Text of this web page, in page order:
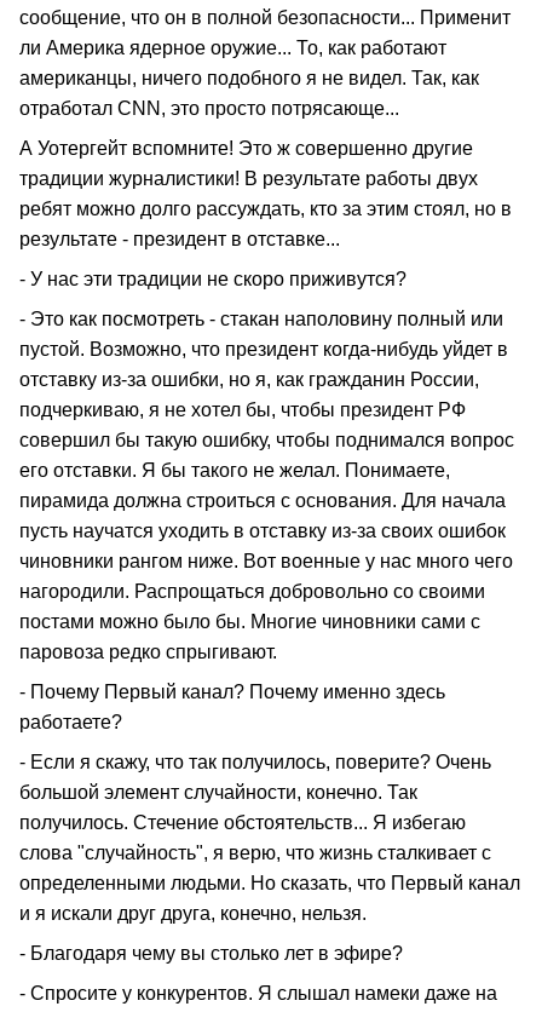
сообщение, что он в полной безопасности... Применит
ли Америка ядерное оружие... То, как работают
американцы, ничего подобного я не видел. Так, как
отработал CNN, это просто потрясающе...
А Уотергейт вспомните! Это ж совершенно другие
традиции журналистики! В результате работы двух
ребят можно долго рассуждать, кто за этим стоял, но в
результате - президент в отставке...
- У нас эти традиции не скоро приживутся?
- Это как посмотреть - стакан наполовину полный или
пустой. Возможно, что президент когда-нибудь уйдет в
отставку из-за ошибки, но я, как гражданин России,
подчеркиваю, я не хотел бы, чтобы президент РФ
совершил бы такую ошибку, чтобы поднимался вопрос
его отставки. Я бы такого не желал. Понимаете,
пирамида должна строиться с основания. Для начала
пусть научатся уходить в отставку из-за своих ошибок
чиновники рангом ниже. Вот военные у нас много чего
нагородили. Распрощаться добровольно со своими
постами можно было бы. Многие чиновники сами с
паровоза редко спрыгивают.
- Почему Первый канал? Почему именно здесь
работаете?
- Если я скажу, что так получилось, поверите? Очень
большой элемент случайности, конечно. Так
получилось. Стечение обстоятельств... Я избегаю
слова "случайность", я верю, что жизнь сталкивает с
определенными людьми. Но сказать, что Первый канал
и я искали друг друга, конечно, нельзя.
- Благодаря чему вы столько лет в эфире?
- Спросите у конкурентов. Я слышал намеки даже на